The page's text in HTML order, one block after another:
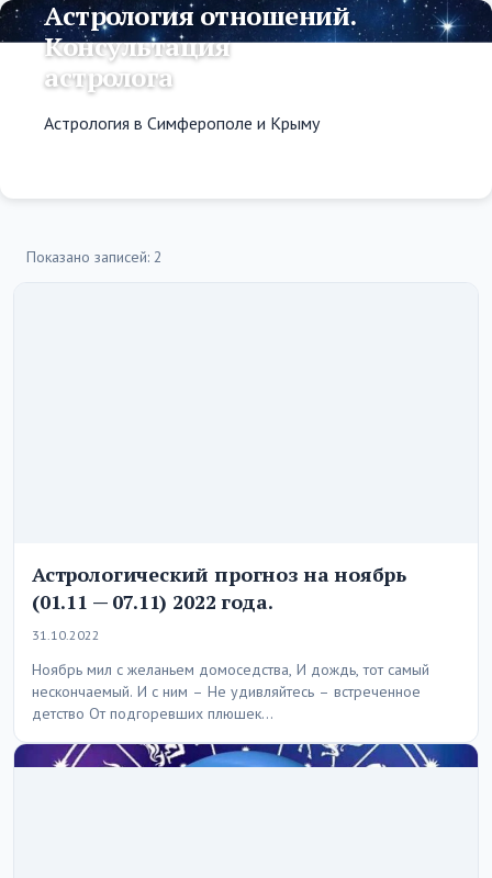
Астрология отношений.
Консультация
астролога
Астрология в Симферополе и Крыму
Показано записей: 2
Астрологический прогноз на ноябрь
(01.11 — 07.11) 2022 года.
31.10.2022
Ноябрь мил с желаньем домоседства, И дождь, тот самый
нескончаемый. И с ним – Не удивляйтесь – встреченное
детство От подгоревших плюшек…